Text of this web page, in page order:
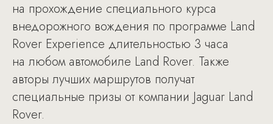
на прохождение специального курса
внедорожного вождения по программе Land
Rover Experience длительностью 3 часа
на любом автомобиле Land Rover. Также
авторы лучших маршрутов получат
специальные призы от компании Jaguar Land
Rover.